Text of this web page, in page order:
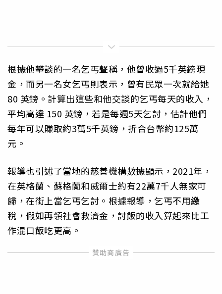
根據他攀談的一名乞丐聲稱，他曾收過5千英鎊現
金，而另一名女乞丐則表示，曾有民眾一次就給她
80 英鎊。計算出這些和他交談的乞丐每天的收入，
平均高達 150 英鎊，若是每週5天乞討，估計他們
每年可以賺取約3萬5千英鎊，折合台幣約125萬
元。
報導也引述了當地的慈善機構數據顯示，2021年，
在英格蘭、蘇格蘭和威爾士約有22萬7千人無家可
歸，在街上當乞丐乞討。根據報導，乞丐不用繳
稅，假如再領社會救濟金，討飯的收入算起來比工
作混口飯吃更高。